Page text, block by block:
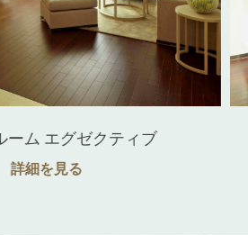
ーム エグゼクティブ
詳細を見る